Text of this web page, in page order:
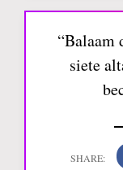
“Balaam
siete